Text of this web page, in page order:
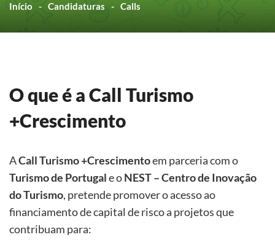
Início Candidaturas Calls
O que é a Call Turismo
+Crescimento
ACallTurismo +Crescimentoem parceria com o
Turismo de Portugale oNEST – Centro de Inovação
do Turismo, pretende promover o acesso ao
financiamento de capital de risco a projetos que
contribuam para: